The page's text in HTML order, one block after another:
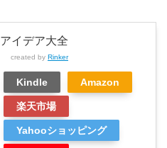
アイデア大全
created by Rinker
Kindle Amazon
楽天市場
Yahooショッピング